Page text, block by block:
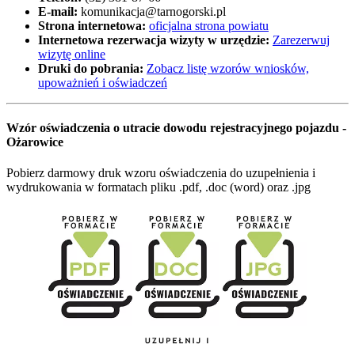
E-mail: komunikacja@tarnogorski.pl
Strona internetowa: oficjalna strona powiatu
Internetowa rezerwacja wizyty w urzędzie: Zarezerwuj
wizytę online
Druki do pobrania: Zobacz listę wzorów wniosków,
upoważnień i oświadczeń
Wzór oświadczenia o utracie dowodu rejestracyjnego pojazdu -
Ożarowice
Pobierz darmowy druk wzoru oświadczenia do uzupełnienia i
wydrukowania w formatach pliku .pdf, .doc (word) oraz .jpg